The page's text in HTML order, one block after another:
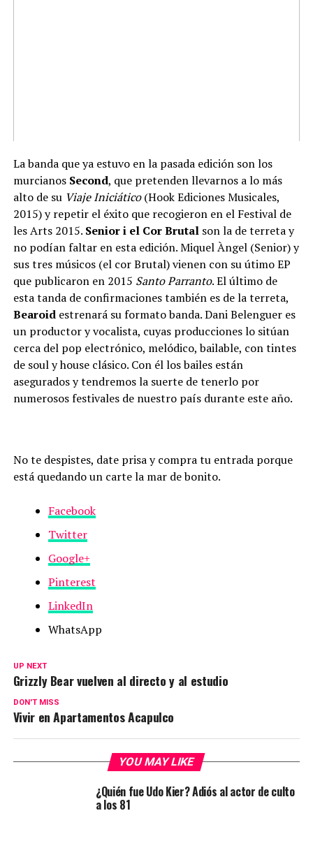
La banda que ya estuvo en la pasada edición son los
murcianos Second, que pretenden llevarnos a lo más
alto de su Viaje Iniciático(Hook Ediciones Musicales,
2015) y repetir el éxito que recogieron en el Festival de
les Arts 2015. Senior i el Cor Brutalson la de terreta y
no podían faltar en esta edición. Miquel Àngel (Senior) y
sus tres músicos (el cor Brutal) vienen con su útimo EP
que publicaron en 2015 Santo Parranto. El último de
esta tanda de confirmaciones también es de la terreta,
Bearoid estrenará su formato banda. Dani Belenguer es
un productor y vocalista, cuyas producciones lo sitúan
cerca del pop electrónico, melódico, bailable, con tintes
de soul y house clásico. Con él los bailes están
asegurados y tendremos la suerte de tenerlo por
numerosos festivales de nuestro país durante este año.
No te despistes, date prisa y compra tu entrada porque
está quedando un carte la mar de bonito.
Facebook
Twitter
Google+
Pinterest
LinkedIn
WhatsApp
UP NEXT
Grizzly Bear vuelven al directo y al estudio
DON'T MISS
Vivir en Apartamentos Acapulco
YOU MAY LIKE
¿Quién fue Udo Kier? Adiós al actor de culto
a los 81